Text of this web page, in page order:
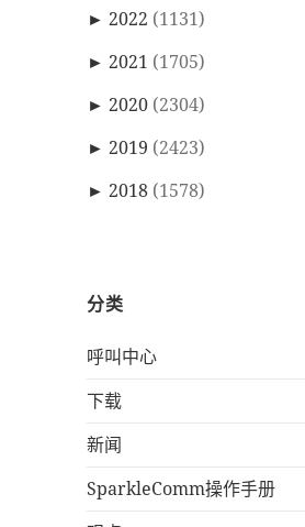
► 2022 (1131)
► 2021 (1705)
► 2020 (2304)
► 2019 (2423)
► 2018 (1578)
分类
呼叫中心
下载
新闻
SparkleComm操作手册